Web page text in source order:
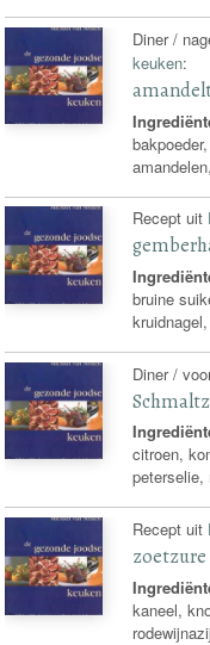
Diner /
keuken:
Recept uit
bruine
Diner /
citroen,
peterselie,
Recept uit
kaneel,